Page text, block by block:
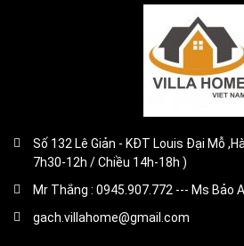
Số 132 Lê Giản - KĐT Louis Đại Mỗ
7h30-12h / Chiều 14h-18h )
Mr Thắng : 0945.907.772 --- Ms Bảo
gach.villahome@gmail.com